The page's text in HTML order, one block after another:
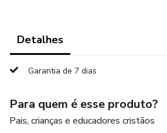
Detalhes
Garantia de 7 dias
Para quem é esse produto?
Pais, crianças e educadores cristãos